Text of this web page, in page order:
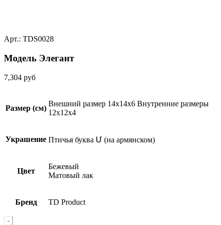
Арт.: TDS0028
Модель Элегант
7,304 руб
Размер (см)
Внешний размер 14x14x6 Внутренние размеры
12x12x4
Украшение Птичья буква Մ (на армянском)
Цвет
Бежевый
Матовый лак
Бренд TD Product
Quantity
-